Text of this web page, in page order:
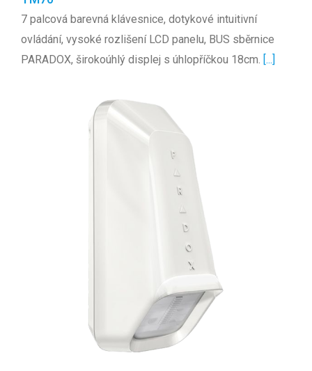
7 palcová barevná klávesnice, dotykové intuitivní
ovládání, vysoké rozlišení LCD panelu, BUS sběrnice
PARADOX, širokoúhlý displej s úhlopříčkou 18cm. [...]